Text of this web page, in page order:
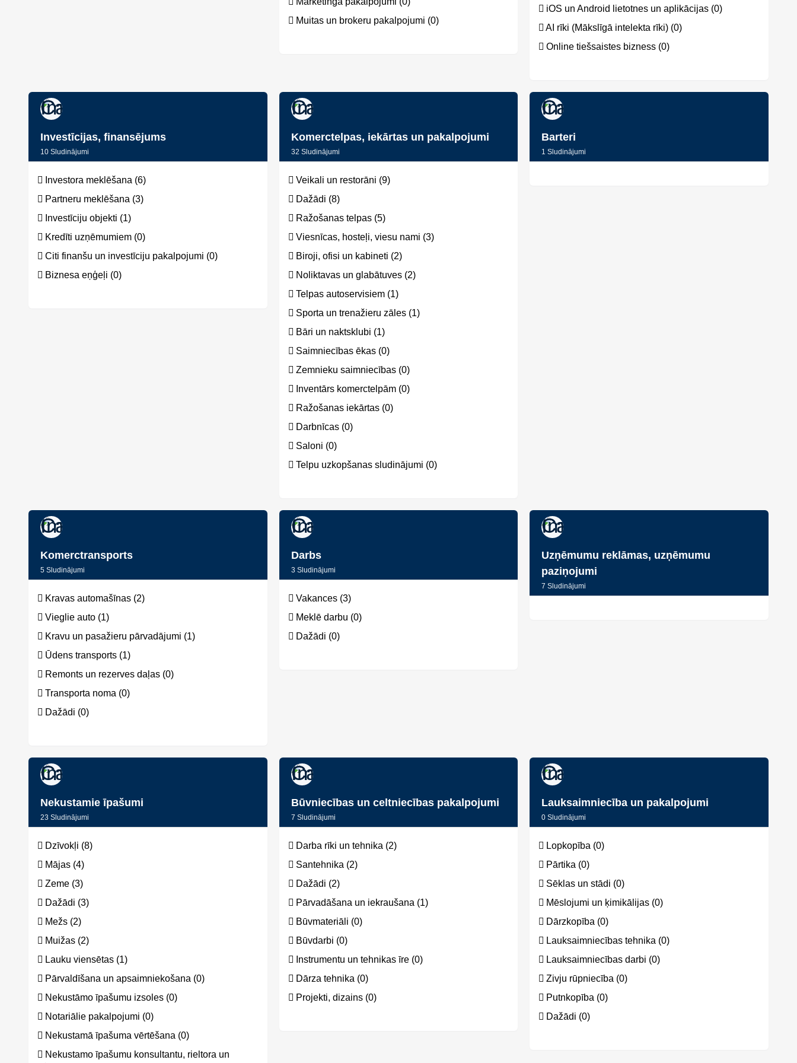
Muitas un brokeru pakalpojumi (0)
iOS un Android lietotnes un aplikācijas (0)
AI rīki (Mākslīgā intelekta rīki) (0)
Online tiešsaistes bizness (0)
Investīcijas, finansējums
10 Sludinājumi
Investora meklēšana (6)
Partneru meklēšana (3)
Investīciju objekti (1)
Kredīti uzņēmumiem (0)
Citi finanšu un investīciju pakalpojumi (0)
Biznesa eņģeļi (0)
Komerctelpas, iekārtas un pakalpojumi
32 Sludinājumi
Veikali un restorāni (9)
Dažādi (8)
Ražošanas telpas (5)
Viesnīcas, hosteļi, viesu nami (3)
Biroji, ofisi un kabineti (2)
Noliktavas un glabātuves (2)
Telpas autoservisiem (1)
Sporta un trenažieru zāles (1)
Bāri un naktsklubi (1)
Saimniecības ēkas (0)
Zemnieku saimniecības (0)
Inventārs komerctelpām (0)
Ražošanas iekārtas (0)
Darbnīcas (0)
Saloni (0)
Telpu uzkopšanas sludinājumi (0)
Barteri
1Sludinājumi
Komerctransports
5 Sludinājumi
Kravas automašīnas (2)
Vieglie auto (1)
Kravu un pasažieru pārvadājumi (1)
Ūdens transports (1)
Remonts un rezerves daļas (0)
Transporta noma (0)
Dažādi (0)
Darbs
3 Sludinājumi
Vakances (3)
Meklē darbu (0)
Dažādi (0)
Uzņēmumu reklāmas, uzņēmumu
paziņojumi
7Sludinājumi
Nekustamie īpašumi
23 Sludinājumi
Dzīvokļi (8)
Mājas (4)
Zeme (3)
Dažādi (3)
Mežs (2)
Muižas (2)
Lauku viensētas (1)
Pārvaldīšana un apsaimniekošana (0)
Nekustāmo īpašumu izsoles (0)
Notariālie pakalpojumi (0)
Nekustamā īpašuma vērtēšana (0)
Nekustamo īpašumu konsultantu, rieltora un
Būvniecības un celtniecības pakalpojumi
7 Sludinājumi
Darba rīki un tehnika (2)
Santehnika (2)
Dažādi (2)
Pārvadāšana un iekraušana (1)
Būvmateriāli (0)
Būvdarbi (0)
Instrumentu un tehnikas īre (0)
Dārza tehnika (0)
Projekti, dizains (0)
Lauksaimniecība un pakalpojumi
0Sludinājumi
Lopkopība (0)
Pārtika (0)
Sēklas un stādi (0)
Mēslojumi un ķimikālijas (0)
Dārzkopība (0)
Lauksaimniecības tehnika (0)
Lauksaimniecības darbi (0)
Zivju rūpniecība (0)
Putnkopība (0)
Dažādi (0)